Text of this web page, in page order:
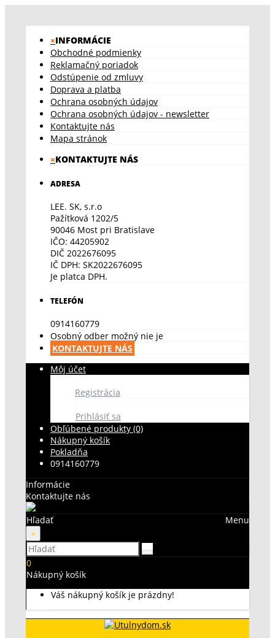
×INFORMÁCIE
Obchodné podmienky
Reklamačný poriadok
Odstúpenie od zmluvy
Doprava a platba
Ochrana osobných údajov
Ochrana osobných údajov - newsletter
Kontaktujte nás
Mapa stránok
×KONTAKTUJTE NÁS
ADRESA
LEE. SK, s.r.o
Pažítková 1202/5
90046 Most pri Bratislave
IČO: 44205902
DIČ 2022676095
IČ DPH: SK2022676095
Je platca DPH.
TELEFÓN
0914160779
Osobný odber možný nie je
KONTAKTUJTE NÁS
Môj účet
Registrácia
Prihlásiť sa
Obľúbené produkty (0)
Nákupný košík
Pokladňa
0914160779
Informácie
Kontaktujte nás
Menu
Hľadať
×
0
Nákupný košík
Váš nákupný košík je prázdny!